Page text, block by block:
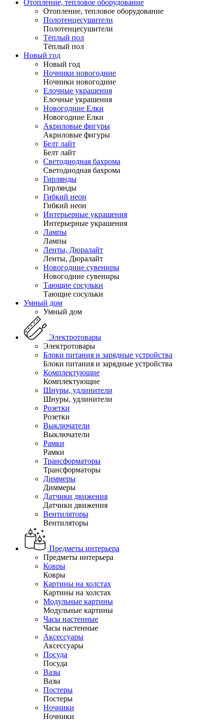
Отопление, тепловое оборудование
Отопление, тепловое оборудование
Полотенцесушители
Полотенцесушители
Тёплый пол
Тёплый пол
Новый год
Новый год
Ночники новогодние
Ночники новогодние
Елочные украшения
Елочные украшения
Новогодние Елки
Новогодние Елки
Акриловые фигуры
Акриловые фигуры
Белт лайт
Белт лайт
Светодиодная бахрома
Светодиодная бахрома
Гирлянды
Гирлянды
Гибкий неон
Гибкий неон
Интерьерные украшения
Интерьерные украшения
Лампы
Лампы
Ленты, Дюралайт
Ленты, Дюралайт
Новогодние сувениры
Новогодние сувениры
Тающие сосульки
Тающие сосульки
Умный дом
Умный дом
Электротовары
Электротовары
Блоки питания и зарядные устройства
Блоки питания и зарядные устройства
Комплектующие
Комплектующие
Шнуры, удлинители
Шнуры, удлинители
Розетки
Розетки
Выключатели
Выключатели
Рамки
Рамки
Трансформаторы
Трансформаторы
Диммеры
Диммеры
Датчики движения
Датчики движения
Вентиляторы
Вентиляторы
Предметы интерьера
Предметы интерьера
Ковры
Ковры
Картины на холстах
Картины на холстах
Модульные картины
Модульные картины
Часы настенные
Часы настенные
Аксессуары
Аксессуары
Посуда
Посуда
Вазы
Вазы
Постеры
Постеры
Ночники
Ночники